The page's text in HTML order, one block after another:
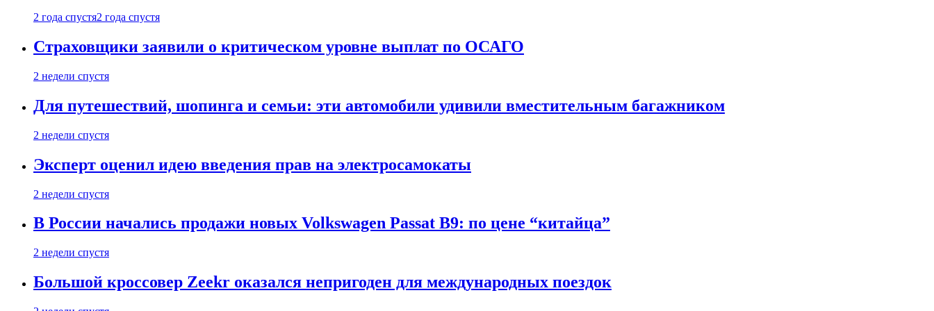
2 года спустя2 года спустя
Страховщики заявили о критическом уровне выплат по ОСАГО
2 недели спустя
Для путешествий, шопинга и семьи: эти автомобили удивили вместительным багажником
2 недели спустя
Эксперт оценил идею введения прав на электросамокаты
2 недели спустя
В России начались продажи новых Volkswagen Passat B9: по цене “китайца”
2 недели спустя
Большой кроссовер Zeekr оказался непригоден для международных поездок